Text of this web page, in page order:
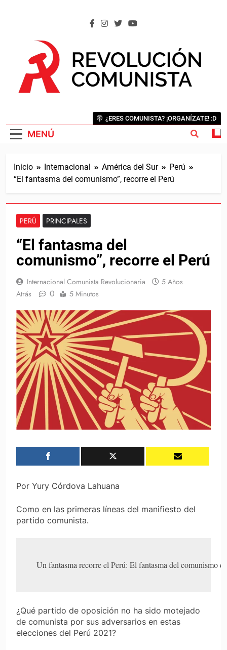
MENÚ
¿ERES COMUNISTA? ¡ORGANÍZATE! :D
Inicio Internacional América del Sur
Perú
“El fantasma del comunismo”, recorre el Perú
PERÚ PRINCIPALES
“El fantasma del
comunismo”, recorre el Perú
Internacional Comunista Revolucionaria
5 Años
Atrás
0 5 Minutos
Por Yury Córdova Lahuana
Como en las primeras líneas del manifiesto del
partido comunista.
Un fantasma recorre el Perú: El fantasma del comunismo
¿Qué partido de oposición no ha sido motejado
de comunista por sus adversarios en estas
elecciones del Perú 2021?